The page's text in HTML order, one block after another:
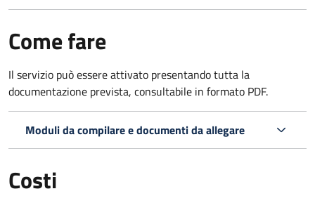
Come fare
Il servizio può essere attivato presentando tutta la
documentazione prevista, consultabile in formato PDF.
Moduli da compilare e documenti da allegare
Costi